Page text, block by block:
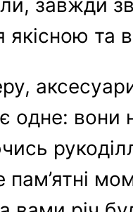
завжди
та
одне: